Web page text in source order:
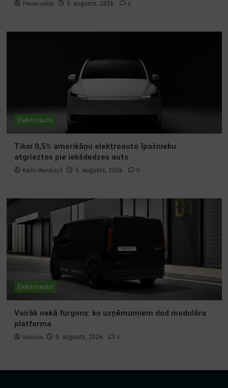
Preses relīze 5. augusts, 2026. 0
Elektroauto
Tikai 0,5% amerikāņu elektroauto īpašnieku
atgrieztos pie iekšdedzes auto
Kārlis Mendziņš 5. augusts, 2026. 0
Elektroauto
Vairāk nekā furgons: ko uzņēmumiem dod modulāra
platforma
Velocita 5. augusts, 2026. 0